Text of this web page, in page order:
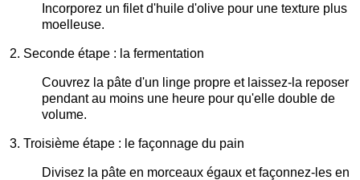
Incorporez un filet d'huile d'olive pour une texture plus
moelleuse.
2. Seconde étape : la fermentation
Couvrez la pâte d'un linge propre et laissez-la reposer
pendant au moins une heure pour qu'elle double de
volume.
3. Troisième étape : le façonnage du pain
Divisez la pâte en morceaux égaux et façonnez-les en